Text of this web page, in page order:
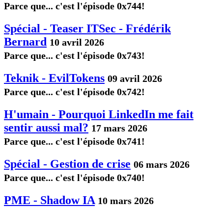
Parce que... c'est l'épisode 0x744!
Spécial - Teaser ITSec - Frédérik
Bernard 10 avril 2026
Parce que... c'est l'épisode 0x743!
Teknik - EvilTokens 09 avril 2026
Parce que... c'est l'épisode 0x742!
H'umain - Pourquoi LinkedIn me fait
sentir aussi mal? 17 mars 2026
Parce que... c'est l'épisode 0x741!
Spécial - Gestion de crise 06 mars 2026
Parce que... c'est l'épisode 0x740!
PME - Shadow IA 10 mars 2026